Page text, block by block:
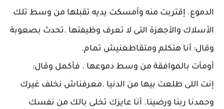
الدموع. إقتربت منه وأمسكت يديه تقبلها من وسط تلك
الأسلاك والأجهزة التى لا تعرف وظيفتها .تحدث بصعوبة
وقال: أنا هتكلم ومتقاطعنيش تمام.
أومأت بالموافقة من وسط دموعها . فأكمل وقال:
إنت اللى طلعت بيها من الدنيا .معرفناش نخلف غيرك
وحمدنا ربنا ورضينا. أنا عايزك تخلى بالك من نفسك